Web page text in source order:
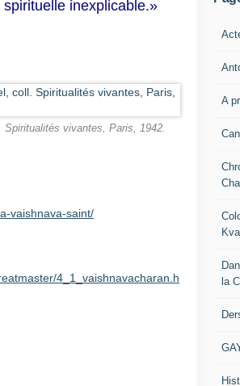
inexplicable.»
vivantes, Paris, 1942.
vaishnava-saint/
4_1_vaishnavacharan.h
A
la